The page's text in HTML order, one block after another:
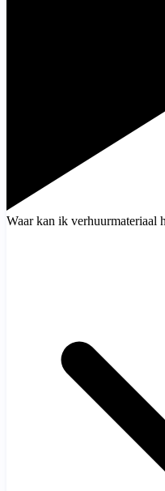
Waar kan ik verhuurmateriaal